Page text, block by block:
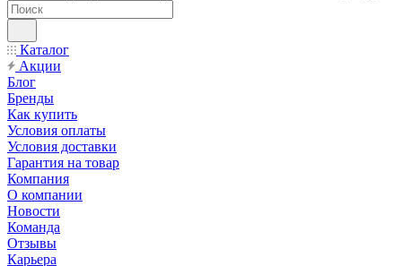
Каталог
Акции
Блог
Бренды
Как купить
Условия оплаты
Условия доставки
Гарантия на товар
Компания
О компании
Новости
Команда
Отзывы
Карьера